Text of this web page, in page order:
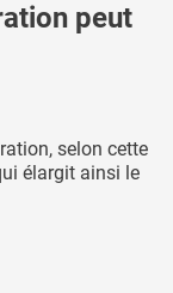
peut
selon cette
élargit ainsi le